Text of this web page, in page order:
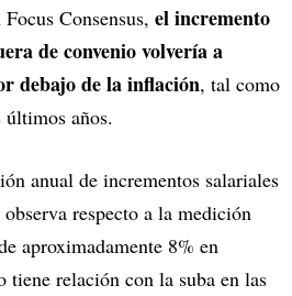
Consensus, el incremento
de convenio volvería a
debajo de la inflación, tal como
años.
anual de incrementos salariales
respecto a la medición
aproximadamente 8% en
tiene relación con la suba en las